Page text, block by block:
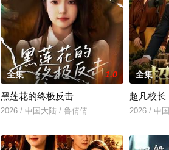
全集 1.0
黑莲花的终极反击
2026 / 中国大陆 / 鲁倩倩
全集
超凡校长
2026 / 中